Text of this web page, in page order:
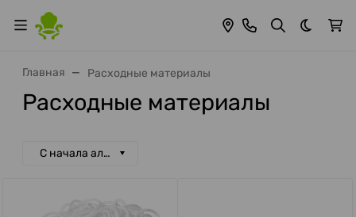
Темная
Главная Расходные материалы
Расходные материалы
С начала алфавита